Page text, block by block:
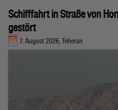
Schifffahrt in Straße von
gestört
7. August 2026, Teheran